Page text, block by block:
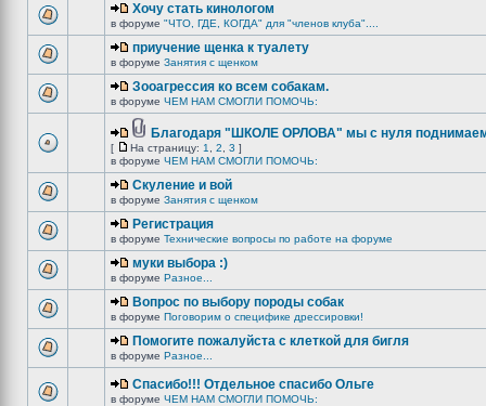
Хочу стать кинологом
в форуме "ЧТО, ГДЕ, КОГДА" для "членов клуба"....
приучение щенка к туалету
в форуме Занятия с щенком
Зооагрессия ко всем собакам.
в форуме ЧЕМ НАМ СМОГЛИ ПОМОЧЬ:
Благодаря "ШКОЛЕ ОРЛОВА" мы с нуля
[ На страницу: 1 2 3 ]
в форуме ЧЕМ НАМ СМОГЛИ ПОМОЧЬ:
Скуление и вой
в форуме Занятия с щенком
Регистрация
в форуме Технические вопросы по работе на форуме
муки выбора :)
в форуме Разное...
Вопрос по выбору породы собак
в форуме Поговорим о специфике дрессировки!
Помогите пожалуйста с клеткой для бигля
в форуме Разное...
Спасибо!!! Отдельное спасибо Ольге
в форуме ЧЕМ НАМ СМОГЛИ ПОМОЧЬ: